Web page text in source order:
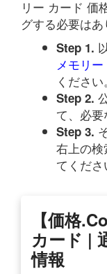
リー カード 価
グする必要はあ
Step 1.
メモリ
ください。
Step 2.
て、必要
Step 3.
右上の
てくださ
【価格
カード |
情報